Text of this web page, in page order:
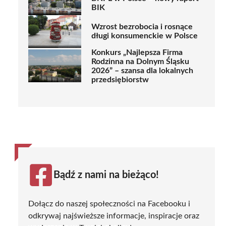
BIK
Wzrost bezrobocia i rosnące
długi konsumenckie w Polsce
Konkurs „Najlepsza Firma
Rodzinna na Dolnym Śląsku
2026” – szansa dla lokalnych
przedsiębiorstw
Bądź z nami na bieżąco!
Dołącz do naszej społeczności na Facebooku i
odkrywaj najświeższe informacje, inspiracje oraz